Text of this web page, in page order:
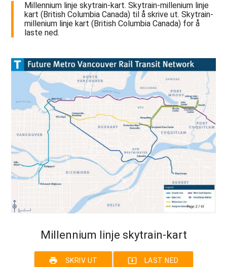
Millennium linje skytrain-kart. Skytrain-millenium linje
kart (British Columbia Canada) til å skrive ut. Skytrain-
millenium linje kart (British Columbia Canada) for å
laste ned.
Millennium linje skytrain-kart
print SKRIV UT system_update_alt LAST NED